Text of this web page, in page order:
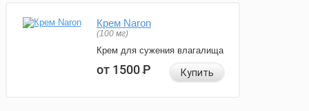
Крем Naron
(100 мг)
Крем для сужения влагалища
от 1500Р Купить